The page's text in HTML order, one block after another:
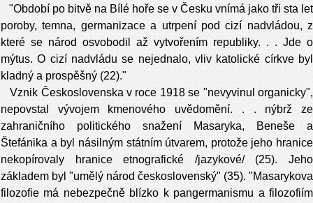
"Období po bitvě na Bílé hoře se v Česku vnímá jako tři sta let
poroby, temna, germa­nizace a utrpení pod cizí nadvládou, z
které se národ osvobodil až vytvořením republiky. . . Jde o
mýtus. O cizí nadvládu se nejednalo, vliv katolické církve byl
kladný a prospěšný (22)."
Vznik Československa v roce 1918 se "nevyvi­nul organicky",
nepovstal vývojem kmenového uvědomění. . . nýbrž ze
zahraničního politické­ho snažení Masaryka, Beneše a
Štefánika a byl násilným státním útvarem, protože jeho hrani­ce
nekopírovaly hranice etnografické /jazy­kové/ (25). Jeho
základem byl "umělý národ československý" (35). "Masarykova
filozofie má nebezpečně blízko k pangermanismu a filozofiím